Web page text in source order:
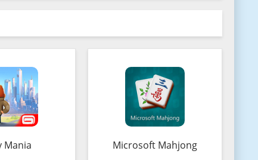
Mania Microsoft Mahjong